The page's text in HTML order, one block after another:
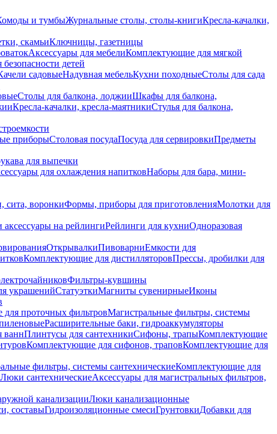
и тумбыЖурнальные столы, столы-книгиКресла-качалки,
скамьиКлючницы, газетницы
Аксессуары для мебелиКомплектующие для мягкой
детей
садовыеНадувная мебельКухни походныеСтолы для сада
Столы для балкона, лоджииШкафы для балкона,
Кресла-качалки, кресла-маятникиСтулья для балкона,
приборыСтоловая посудаПосуда для сервировкиПредметы
для выпечки
для охлаждения напитковНаборы для бара, мини-
сита, воронкиФормы, приборы для приготовленияМолотки для
на рейлингиРейлинги для кухниОдноразовая
ОткрывалкиПивоварниЕмкости для
Комплектующие для дистилляторовПрессы, дробилки для
Фильтры-кувшины
украшенийСтатуэткиМагниты сувенирныеИконы
проточных фильтровМагистральные фильтры, системы
Расширительные баки, гидроаккумуляторы
ваннПлинтусы для сантехникиСифоны, трапыКомплектующие
Комплектующие для сифонов, траповКомплектующие для
фильтры, системы сантехническиеКомплектующие для
Люки сантехническиеАксессуары для магистральных фильтров,
канализацииЛюки канализационные
составыГидроизоляционные смесиГрунтовкиДобавки для